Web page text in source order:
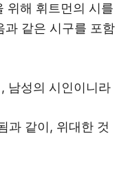
위해 휘트먼의 시를
과 같은 시구를 포함
남성의 시인이니라
과 같이, 위대한 것